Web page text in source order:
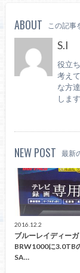
ABOUT この記事
S.I
役立
考え
な方
します
NEW POST 最新
2016.12.2
ブルーレイディー
BRW1000に3.0TB
SA…